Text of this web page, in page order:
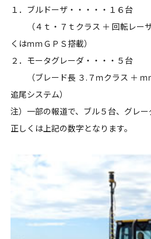
１．ブルドーザ・・・・・１６台
（４ｔ・７ｔクラス ＋ 回転レー
くはｍｍＧＰＳ搭載）
２．モータグレーダ・・・・５台
（ブレード長 ３.７ｍクラス ＋ ｍ
追尾システム）
注）一部の報道で、ブル５台、グレー
正しくは上記の数字となります。